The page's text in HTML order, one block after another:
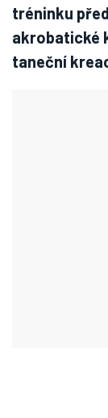
tréninku
akrobatické
taneční